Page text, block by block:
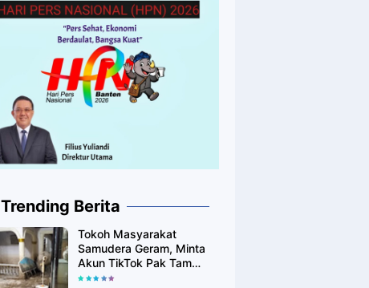
Trending Berita
Tokoh Masyarakat
Samudera Geram, Minta
Akun TikTok Pak Tam
Tak Tebar Harapan